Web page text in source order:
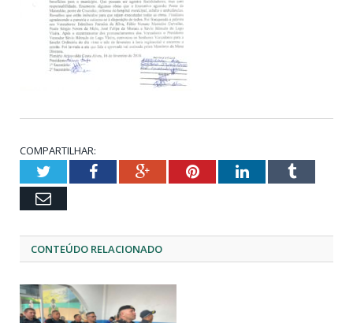
COMPARTILHAR:
TwitterFacebookGoogle+PinterestLinkedInTumblr
Email
CONTEÚDO RELACIONADO